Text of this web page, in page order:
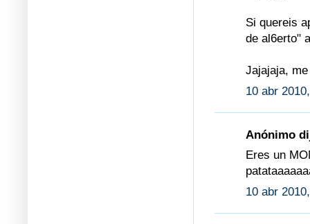
Si quereis
de al6erto"
Jajajaja,
10 abr
Anónimo
Eres un
10 abr